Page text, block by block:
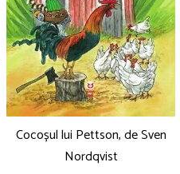
Cocoșul lui Pettson, de Sven
Nordqvist